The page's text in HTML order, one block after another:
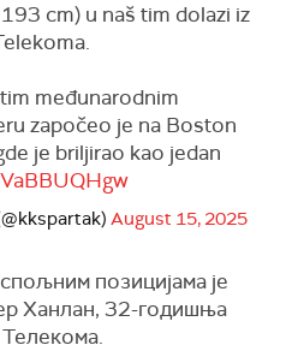
cm) u naš tim dolazi iz
međunarodnim
započeo je na Boston
je briljirao kao jedan
August 15, 2025
позицијама је
Ханлан, 32-годишња